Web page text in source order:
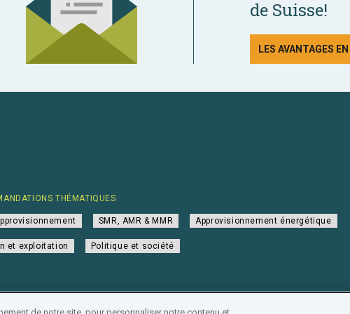
de Suisse!
LES AVANTAGES
THÉMATIQUES
SMR, AMR & MMR Approvisionnement énergétique
et exploitation Politique et société